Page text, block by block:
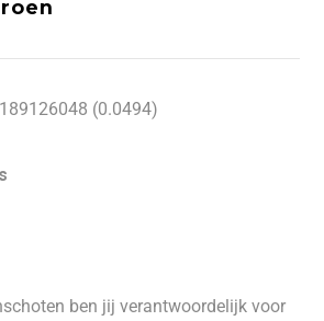
(0.0494)
ben jij verantwoordelijk voor